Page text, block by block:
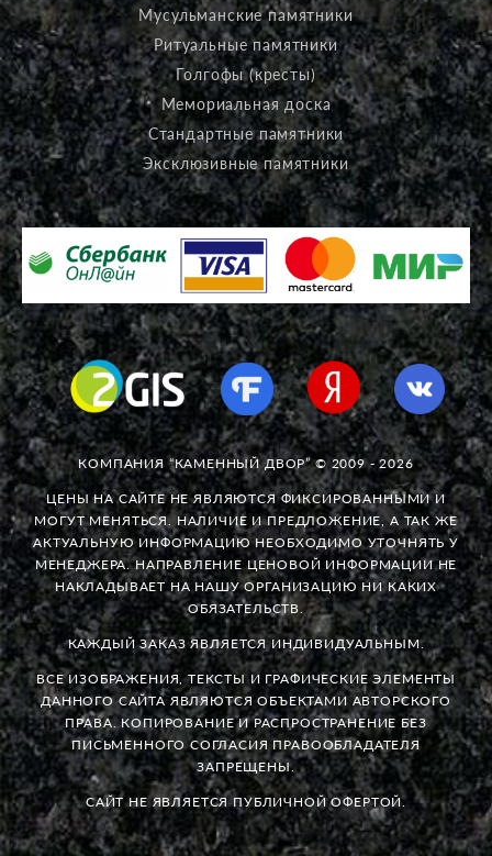
Мусульманские памятники
Ритуальные памятники
Голгофы (кресты)
Мемориальная доска
Стандартные памятники
Эксклюзивные памятники
КОМПАНИЯ “КАМЕННЫЙ ДВОР” © 2009 - 2026
ЦЕНЫ НА САЙТЕ НЕ ЯВЛЯЮТСЯ ФИКСИРОВАННЫМИ И
МОГУТ МЕНЯТЬСЯ. НАЛИЧИЕ И ПРЕДЛОЖЕНИЕ, А ТАК ЖЕ
АКТУАЛЬНУЮ ИНФОРМАЦИЮ НЕОБХОДИМО УТОЧНЯТЬ У
МЕНЕДЖЕРА. НАПРАВЛЕНИЕ ЦЕНОВОЙ ИНФОРМАЦИИ НЕ
НАКЛАДЫВАЕТ НА НАШУ ОРГАНИЗАЦИЮ НИ КАКИХ
ОБЯЗАТЕЛЬСТВ.
КАЖДЫЙ ЗАКАЗ ЯВЛЯЕТСЯ ИНДИВИДУАЛЬНЫМ.
ВСЕ ИЗОБРАЖЕНИЯ, ТЕКСТЫ И ГРАФИЧЕСКИЕ ЭЛЕМЕНТЫ
ДАННОГО САЙТА ЯВЛЯЮТСЯ ОБЪЕКТАМИ АВТОРСКОГО
ПРАВА. КОПИРОВАНИЕ И РАСПРОСТРАНЕНИЕ БЕЗ
ПИСЬМЕННОГО СОГЛАСИЯ ПРАВООБЛАДАТЕЛЯ
ЗАПРЕЩЕНЫ.
САЙТ НЕ ЯВЛЯЕТСЯ ПУБЛИЧНОЙ ОФЕРТОЙ.